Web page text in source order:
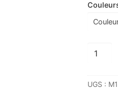
quantité
tirage
UGS :